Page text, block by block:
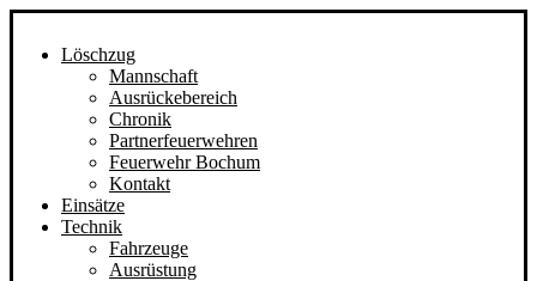
Löschzug
Mannschaft
Ausrückebereich
Chronik
Partnerfeuerwehren
Feuerwehr Bochum
Kontakt
Einsätze
Technik
Fahrzeuge
Ausrüstung